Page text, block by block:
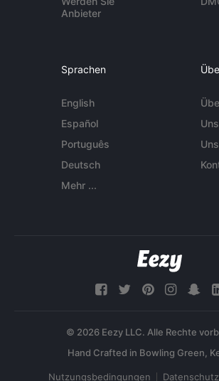
Anbieter
Sprachen
English
Español
Português
Deutsch
Mehr ...
© 2026 Eezy LLC. Alle Rechte
Nutzungsbedingungen